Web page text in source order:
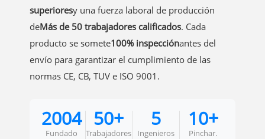
superioresy una fuerza laboral de producción
deMás de 50 trabajadores calificados. Cada
producto se somete100% inspecciónantes del
envío para garantizar el cumplimiento de las
normas CE, CB, TUV e ISO 9001.
2004
Fundado
50+
Trabajadores
5
Ingenieros
10+
Pinchar.